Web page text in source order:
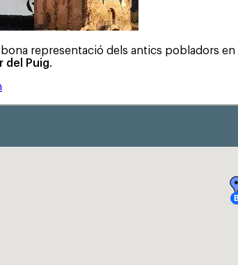
representació dels antics pobladors
del Puig.